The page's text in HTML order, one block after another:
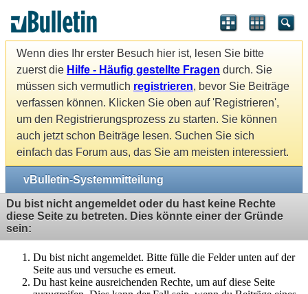
Wenn dies Ihr erster Besuch hier ist, lesen Sie bitte
zuerst die Hilfe - Häufig gestellte Fragen durch. Sie
müssen sich vermutlich registrieren, bevor Sie Beiträge
verfassen können. Klicken Sie oben auf 'Registrieren',
um den Registrierungsprozess zu starten. Sie können
auch jetzt schon Beiträge lesen. Suchen Sie sich
einfach das Forum aus, das Sie am meisten interessiert.
vBulletin-Systemmitteilung
Du bist nicht angemeldet oder du hast keine Rechte
diese Seite zu betreten. Dies könnte einer der Gründe
sein:
Du bist nicht angemeldet. Bitte fülle die Felder unten auf der
Seite aus und versuche es erneut.
Du hast keine ausreichenden Rechte, um auf diese Seite